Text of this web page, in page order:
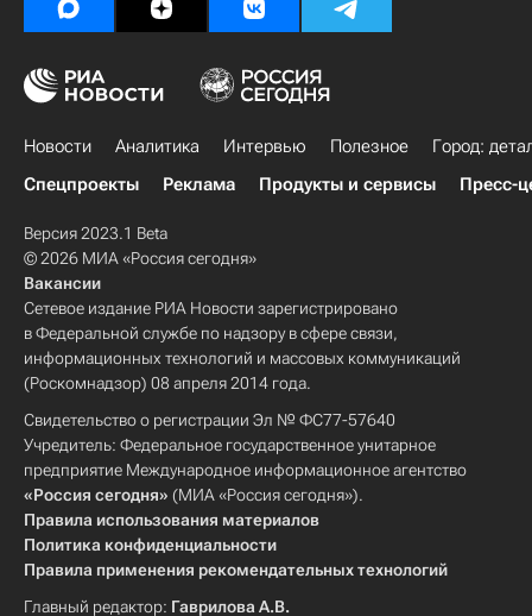
Новости Аналитика Интервью Полезное
Город:
Спецпроекты
Реклама Продукты и сервисы Пресс-
Версия 2023.1 Beta
© 2026 МИА «Россия сегодня»
Вакансии
Сетевое издание РИА Новости зарегистрировано
в Федеральной службе по надзору в сфере связи,
информационных технологий и массовых коммуникаций
(Роскомнадзор) 08 апреля 2014 года.
Свидетельство о регистрации Эл № ФС77-57640
Учредитель: Федеральное государственное унитарное
предприятие Международное информационное агентство
«Россия сегодня» (МИА «Россия сегодня»).
Правила использования материалов
Политика конфиденциальности
Правила применения рекомендательных технологий
Главный редактор: Гаврилова А.В.